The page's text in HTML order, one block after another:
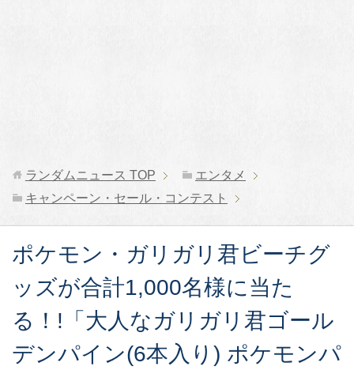
ランダムニュース TOP
エンタメ
キャンペーン・セール・コンテスト
ポケモン・ガリガリ君ビーチグ
ッズが合計1,000名様に当た
る！!「大人なガリガリ君ゴール
デンパイン(6本入り) ポケモンパ